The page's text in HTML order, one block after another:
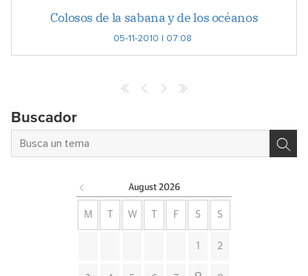
Colosos de la sabana y de los océanos
05-11-2010 | 07:08
Buscador
August 2026
M W F S S
1 2